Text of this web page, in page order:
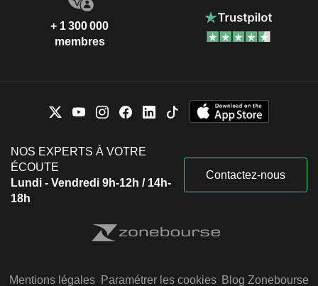
+ 1 300 000
membres
NOS EXPERTS À VOTRE
ÉCOUTE
Lundi - Vendredi 9h-12h / 14h-
18h
Contactez-nous
Mentions légales Paramétrer les cookies Blog Zonebourse